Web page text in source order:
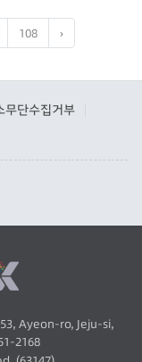
108 ›
무단수집거부
Ayeon-ro, Jeju-si,
2168